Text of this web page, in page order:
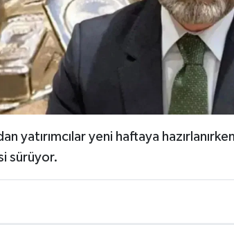
yatırımcılar yeni haftaya
sürüyor.